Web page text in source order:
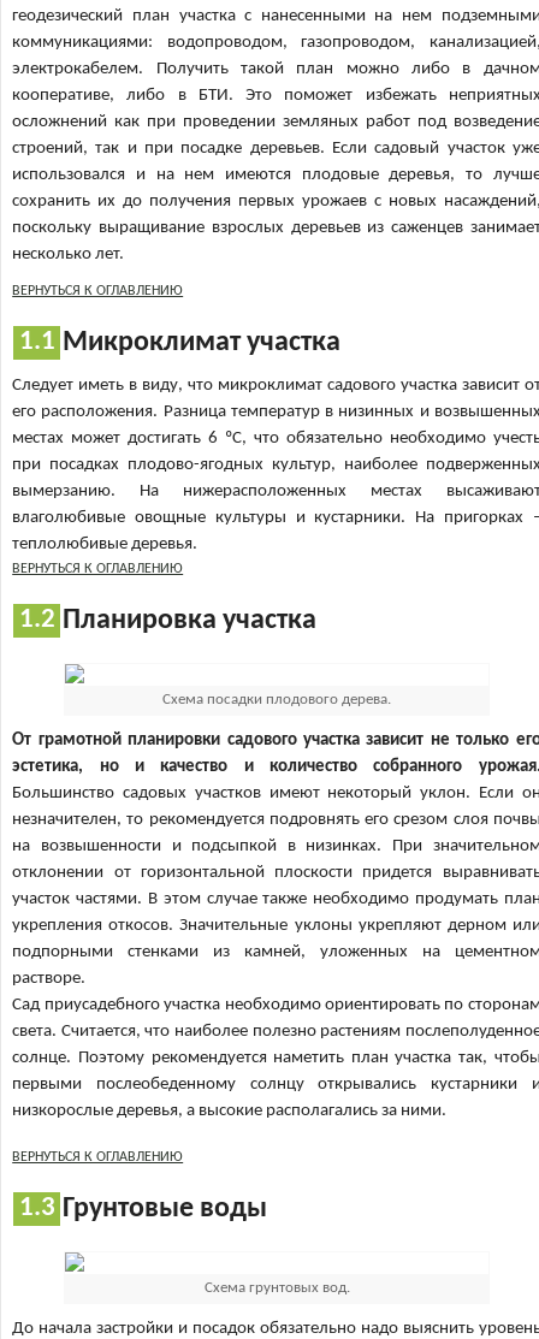
геодезический план участка с нанесенными на нем
коммуникациями: водопроводом, газопроводом,
электрокабелем. Получить такой план можно либо в
кооперативе, либо в БТИ. Это поможет избежать
осложнений как при проведении земляных работ под
строений, так и при посадке деревьев. Если садовый участок
использовался и на нем имеются плодовые деревья, то
сохранить их до получения первых урожаев с новых
поскольку выращивание взрослых деревьев из саженцев
несколько лет.
ВЕРНУТЬСЯ К ОГЛАВЛЕНИЮ
Микроклимат участка
Следует иметь в виду, что микроклимат садового участка зависит
его расположения. Разница температур в низинных и
местах может достигать 6 ºС, что обязательно необходимо
при посадках плодово-ягодных культур, наиболее
вымерзанию. На нижерасположенных местах
влаголюбивые овощные культуры и кустарники. На пригорках
теплолюбивые деревья.
ВЕРНУТЬСЯ К ОГЛАВЛЕНИЮ
Планировка участка
Схема посадки плодового дерева.
От грамотной планировки садового участка зависит не только
эстетика, но и качество и количество собранного
Большинство садовых участков имеют некоторый уклон. Если
незначителен, то рекомендуется подровнять его срезом слоя
на возвышенности и подсыпкой в низинках. При
отклонении от горизонтальной плоскости придется
участок частями. В этом случае также необходимо продумать
укрепления откосов. Значительные уклоны укрепляют дерном
подпорными стенками из камней, уложенных на
растворе.
Сад приусадебного участка необходимо ориентировать по
света. Считается, что наиболее полезно растениям
солнце. Поэтому рекомендуется наметить план участка так,
первыми послеобеденному солнцу открывались кустарники
низкорослые деревья, а высокие располагались за ними.
ВЕРНУТЬСЯ К ОГЛАВЛЕНИЮ
Грунтовые воды
Схема грунтовых вод.
До начала застройки и посадок обязательно надо выяснить